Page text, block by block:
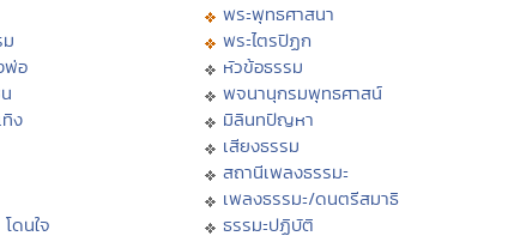
พ่อ
ง
ดนใจ
พระพุทธศาสนา
พระไตรปิฏก
หัวข้อธรรม
พจนานุกรมพุทธศาสน์
มิลินทปัญหา
เสียงธรรม
สถานีเพลงธรรมะ
เพลงธรรมะ/ดนตรีสมาธิ
ธรรมะปฏิบัติ